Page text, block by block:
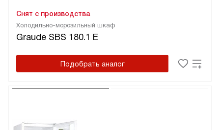
Холодильно-морозильный шкаф
Graude SBS 180.1 E
Снят с производства
Подобрать аналог